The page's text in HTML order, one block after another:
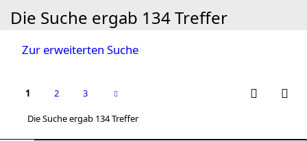
Die Suche ergab 134 Treffer
Zur erweiterten Suche
1 2 3
Die Suche ergab 134 Treffer